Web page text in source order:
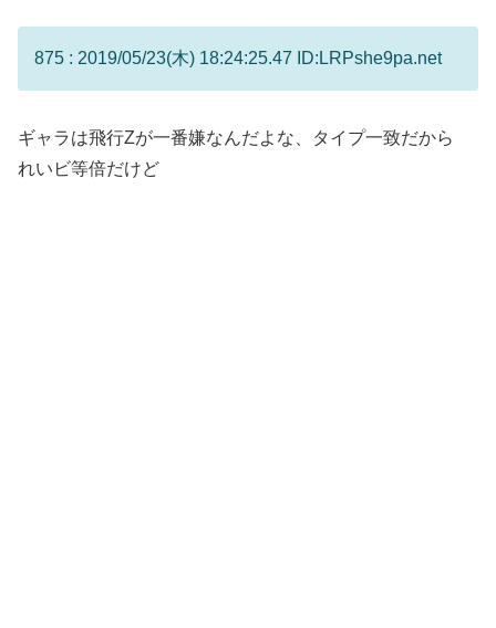
875 : 2019/05/23(木) 18:24:25.47 ID:LRPshe9pa.net
ギャラは飛行Zが一番嫌なんだよな、タイプ一致だから
れいビ等倍だけど